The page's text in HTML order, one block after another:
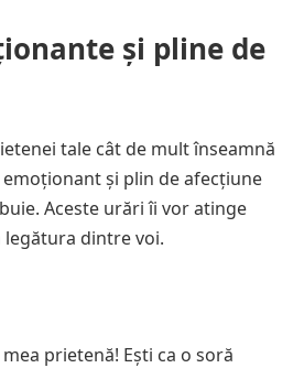
și pline de
tale cât de mult înseamnă
și plin de afecțiune
Aceste urări îi vor atinge
dintre voi.
prietenă! Ești ca o soră